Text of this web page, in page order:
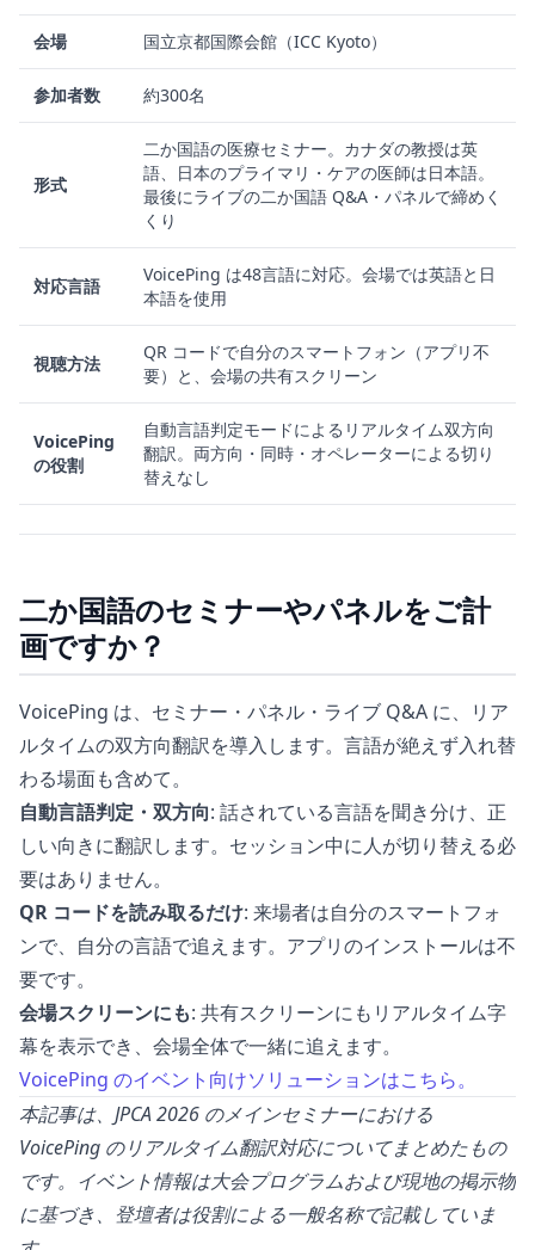
会場 国立京都国際会館（ICC Kyoto）
参加者数 約300名
形式
二か国語の医療セミナー。カナダの教授は英
語、日本のプライマリ・ケアの医師は日本語。
最後にライブの二か国語 Q&A・パネルで締めく
くり
対応言語
VoicePing は48言語に対応。会場では英語と日
本語を使用
視聴方法
QR コードで自分のスマートフォン（アプリ不
要）と、会場の共有スクリーン
VoicePing
の役割
自動言語判定モードによるリアルタイム双方向
翻訳。両方向・同時・オペレーターによる切り
替えなし
二か国語のセミナーやパネルをご計
画ですか？
VoicePing は、セミナー・パネル・ライブ Q&A に、リア
ルタイムの双方向翻訳を導入します。言語が絶えず入れ替
わる場面も含めて。
自動言語判定・双方向: 話されている言語を聞き分け、正
しい向きに翻訳します。セッション中に人が切り替える必
要はありません。
QR コードを読み取るだけ: 来場者は自分のスマートフォ
ンで、自分の言語で追えます。アプリのインストールは不
要です。
会場スクリーンにも: 共有スクリーンにもリアルタイム字
幕を表示でき、会場全体で一緒に追えます。
VoicePing のイベント向けソリューションはこちら。
本記事は、JPCA 2026 のメインセミナーにおける
VoicePing のリアルタイム翻訳対応についてまとめたもの
です。イベント情報は大会プログラムおよび現地の掲示物
に基づき、登壇者は役割による一般名称で記載していま